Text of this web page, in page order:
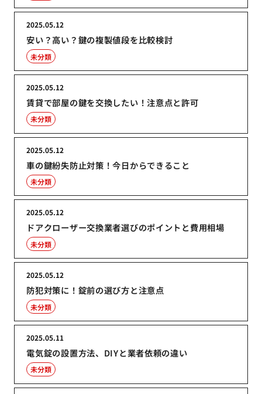
安い？高い？鍵の複製値段を比較検討
2025.05.12
未分類
賃貸で部屋の鍵を交換したい！注意点と許可
2025.05.12
未分類
車の鍵紛失防止対策！今日からできること
2025.05.12
未分類
ドアクローザー交換業者選びのポイントと費用相場
2025.05.12
未分類
防犯対策に！錠前の選び方と注意点
2025.05.12
未分類
電気錠の設置方法、DIYと業者依頼の違い
2025.05.11
未分類